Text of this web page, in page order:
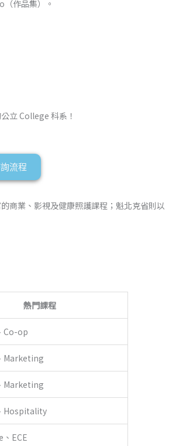
作品集）。
立 College 科系！
流程
商業、影視及健康照護課程；魁北克省則以
熱門課程
Co-op
Marketing
Marketing
Hospitality
ECE